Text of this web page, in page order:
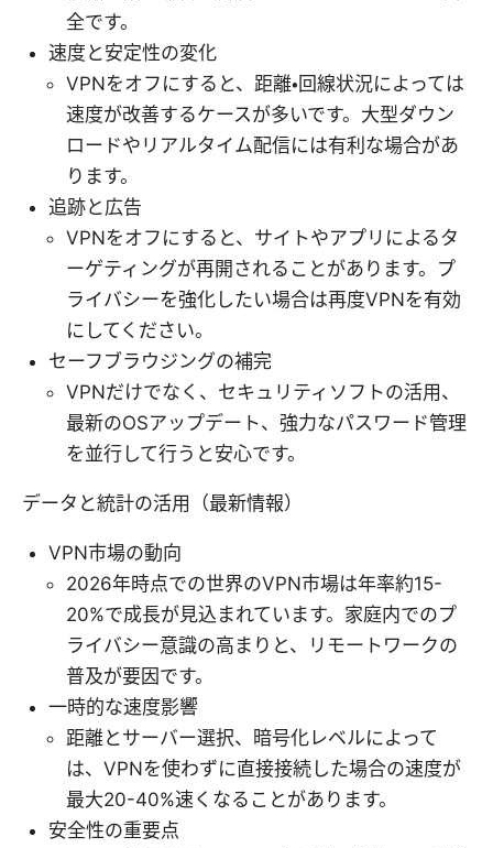
全です。
速度と安定性の変化
VPNをオフにすると、距離・回線状況によっては
速度が改善するケースが多いです。大型ダウン
ロードやリアルタイム配信には有利な場合があ
ります。
追跡と広告
VPNをオフにすると、サイトやアプリによるタ
ーゲティングが再開されることがあります。プ
ライバシーを強化したい場合は再度VPNを有効
にしてください。
セーフブラウジングの補完
VPNだけでなく、セキュリティソフトの活用、
最新のOSアップデート、強力なパスワード管理
を並行して行うと安心です。
データと統計の活用（最新情報）
VPN市場の動向
2026年時点での世界のVPN市場は年率約15-
20%で成長が見込まれています。家庭内でのプ
ライバシー意識の高まりと、リモートワークの
普及が要因です。
一時的な速度影響
距離とサーバー選択、暗号化レベルによって
は、VPNを使わずに直接接続した場合の速度が
最大20-40%速くなることがあります。
安全性の重要点